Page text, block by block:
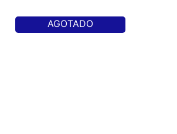
AGOTADO